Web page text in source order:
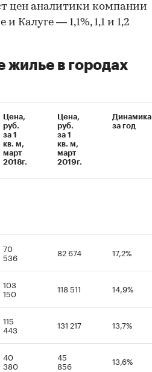
цен аналитики компании
Калуге — 1,1%, 1,1 и 1,2
жилье в городах
Цена,
руб.
за 1
кв. м,
март
2018г.
Цена,
руб.
за 1
кв. м,
март
2019г.
Динамика
за год
70
536 82 674 17,2%
103
150 118 511 14,9%
115
443 131 217 13,7%
40
380
45
856 13,6%